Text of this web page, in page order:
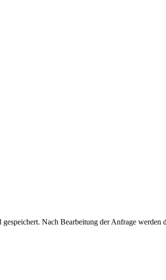
Nach Bearbeitung der Anfrage werden